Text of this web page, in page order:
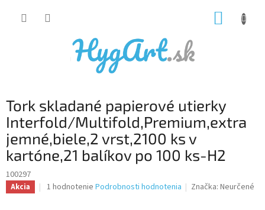
Tork skladané papierové utierky
Interfold/Multifold,Premium,extra
jemné,biele,2 vrst,2100 ks v
kartóne,21 balíkov po 100 ks-H2
100297
Akcia
Priemerné
1 hodnotenie Podrobnosti hodnotenia Značka:Neurčené